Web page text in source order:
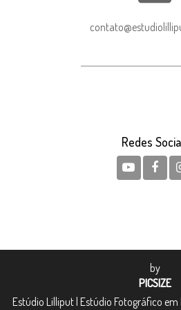
Redes
by
PICSIZE
Estúdio Lilliput | Estúdio Fotográfico